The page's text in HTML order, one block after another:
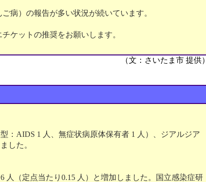
病）の報告が多い状況が続いています。
ケットの推奨をお願いします。
（文：さいたま市 提供）
：AIDS 1 人、無症状病原体保有者 1 人）、ジアルジア
した。
人（定点当たり0.15 人）と増加しました。国立感染症研